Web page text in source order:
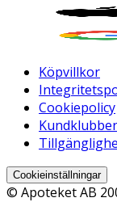
Köpvillkor
Cookiepolicy
Cookieinställningar
© Apoteket AB